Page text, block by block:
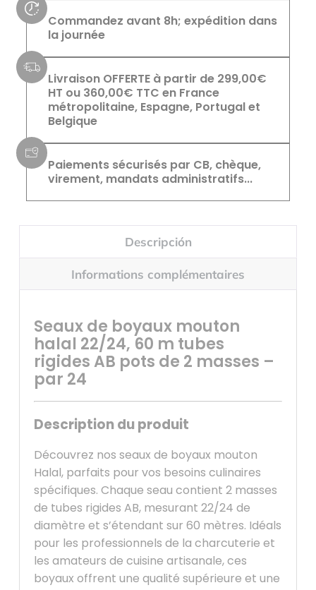
Commandez avant 8h; expédition dans
la journée
Livraison OFFERTE à partir de 299,00€
HT ou 360,00€ TTC en France
métropolitaine, Espagne, Portugal et
Belgique
Paiements sécurisés par CB, chèque,
virement, mandats administratifs...
Descripción
Informations complémentaires
Seaux de boyaux mouton
halal 22/24, 60 m tubes
rigides AB pots de 2 masses –
par 24
Description du produit
Découvrez nos seaux de boyaux mouton
Halal, parfaits pour vos besoins culinaires
spécifiques. Chaque seau contient 2 masses
de tubes rigides AB, mesurant 22/24 de
diamètre et s’étendant sur 60 mètres. Idéals
pour les professionnels de la charcuterie et
les amateurs de cuisine artisanale, ces
boyaux offrent une qualité supérieure et une